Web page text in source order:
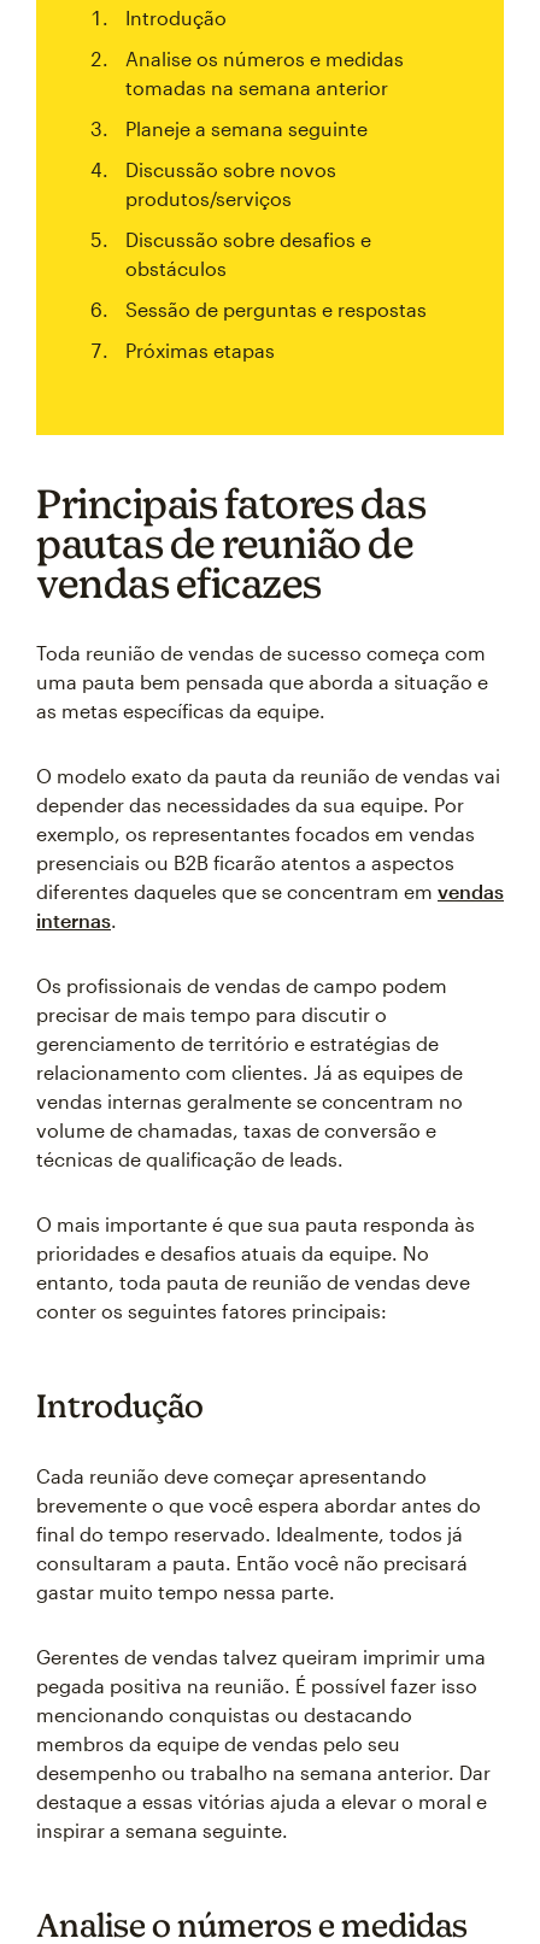
Introdução
Analise os números e medidas
tomadas na semana anterior
Planeje a semana seguinte
Discussão sobre novos
produtos/serviços
Discussão sobre desafios e
obstáculos
Sessão de perguntas e respostas
Próximas etapas
Principais fatores das
pautas de reunião de
vendas eficazes
Toda reunião de vendas de sucesso começa com
uma pauta bem pensada que aborda a situação e
as metas específicas da equipe.
O modelo exato da pauta da reunião de vendas vai
depender das necessidades da sua equipe. Por
exemplo, os representantes focados em vendas
presenciais ou B2B ficarão atentos a aspectos
diferentes daqueles que se concentram em vendas
internas.
Os profissionais de vendas de campo podem
precisar de mais tempo para discutir o
gerenciamento de território e estratégias de
relacionamento com clientes. Já as equipes de
vendas internas geralmente se concentram no
volume de chamadas, taxas de conversão e
técnicas de qualificação de leads.
O mais importante é que sua pauta responda às
prioridades e desafios atuais da equipe. No
entanto, toda pauta de reunião de vendas deve
conter os seguintes fatores principais:
Introdução
Cada reunião deve começar apresentando
brevemente o que você espera abordar antes do
final do tempo reservado. Idealmente, todos já
consultaram a pauta. Então você não precisará
gastar muito tempo nessa parte.
Gerentes de vendas talvez queiram imprimir uma
pegada positiva na reunião. É possível fazer isso
mencionando conquistas ou destacando
membros da equipe de vendas pelo seu
desempenho ou trabalho na semana anterior. Dar
destaque a essas vitórias ajuda a elevar o moral e
inspirar a semana seguinte.
Analise o números e medidas